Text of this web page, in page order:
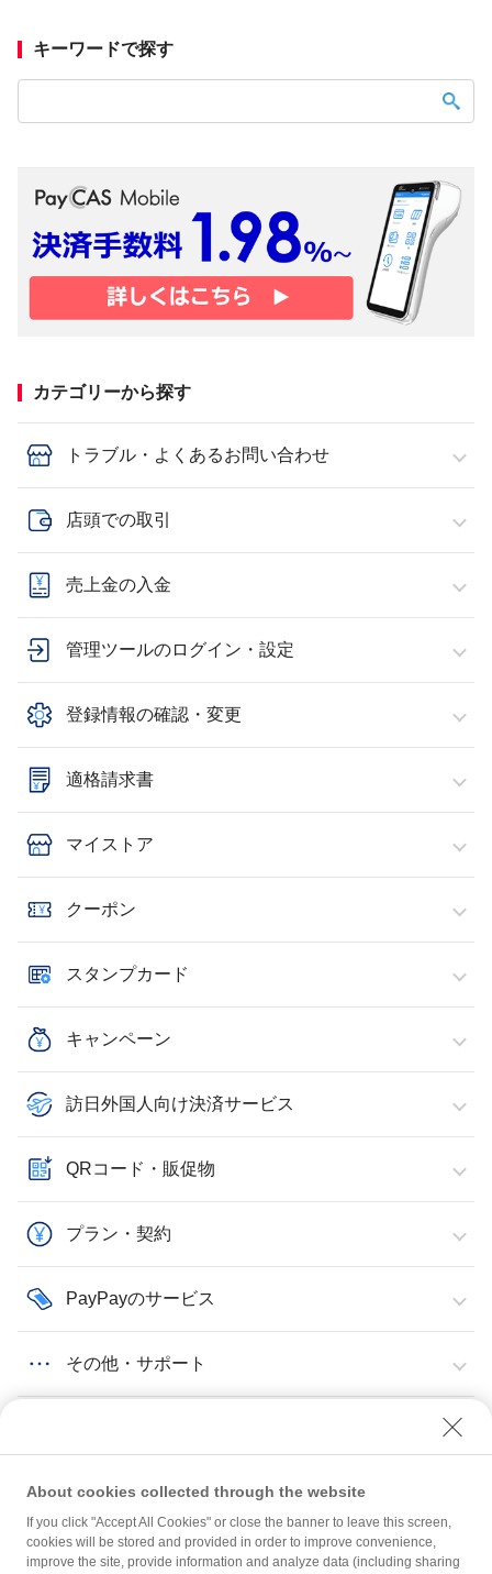
キーワードで探す
カテゴリーから探す
トラブル・よくあるお問い合わせ
店頭での取引
売上金の入金
管理ツールのログイン・設定
登録情報の確認・変更
適格請求書
マイストア
クーポン
スタンプカード
キャンペーン
訪日外国人向け決済サービス
QRコード・販促物
プラン・契約
PayPayのサービス
その他・サポート
PayPayのサービス PayPay商品券 他社カード利用券とは
About cookies collected through the website
If you click "Accept All Cookies" or close the banner to leave this screen,
cookies will be stored and provided in order to improve convenience,
improve the site, provide information and analyze data (including sharing